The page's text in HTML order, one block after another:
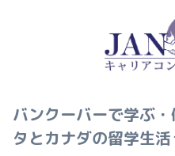
バンクーバーで学ぶ
タとカナダの留学生